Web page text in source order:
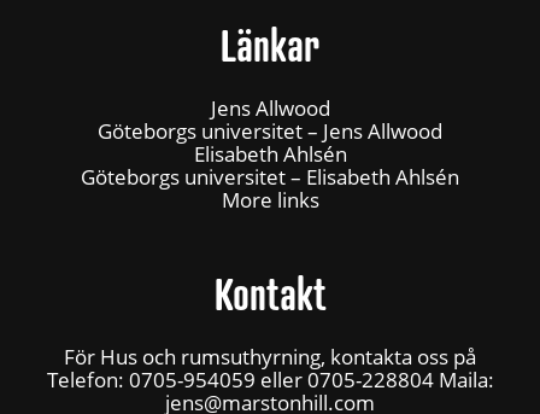
Länkar
Jens Allwood
Göteborgs universitet – Jens Allwood
Elisabeth Ahlsén
Göteborgs universitet – Elisabeth Ahlsén
More links
Kontakt
För Hus och rumsuthyrning, kontakta oss på
Telefon: 0705-954059 eller 0705-228804 Maila:
jens@marstonhill.com